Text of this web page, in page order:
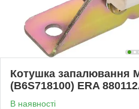
Котушка запалювання
(B6S718100) ERA
В наявності